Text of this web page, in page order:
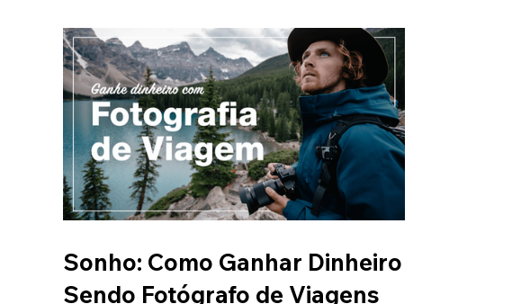
Sonho: Como Ganhar Dinheiro
Sendo Fotógrafo de Viagens